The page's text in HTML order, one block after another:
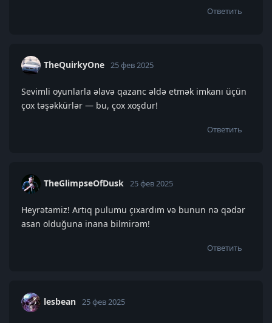
Ответить
TheQuirkyOne 25 фев 2025
Sevimli oyunlarla əlavə qazanc əldə etmək imkanı üçün
çox təşəkkürlər — bu, çox xoşdur!
Ответить
TheGlimpseOfDusk 25 фев 2025
Heyrətamiz! Artıq pulumu çıxardım və bunun nə qədər
asan olduğuna inana bilmirəm!
Ответить
lesbean 25 фев 2025